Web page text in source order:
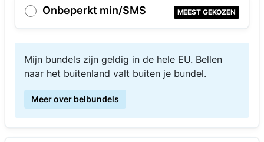
Onbeperkt min/SMS MEEST GEKOZEN
Mijn bundels zijn geldig in de hele EU. Bellen
naar het buitenland valt buiten je bundel.
Meer over belbundels